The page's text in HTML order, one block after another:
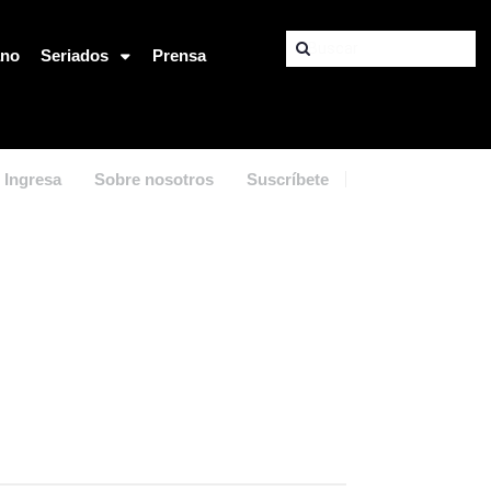
Seriados Prensa
Ingresa Sobre nosotros Suscríbete